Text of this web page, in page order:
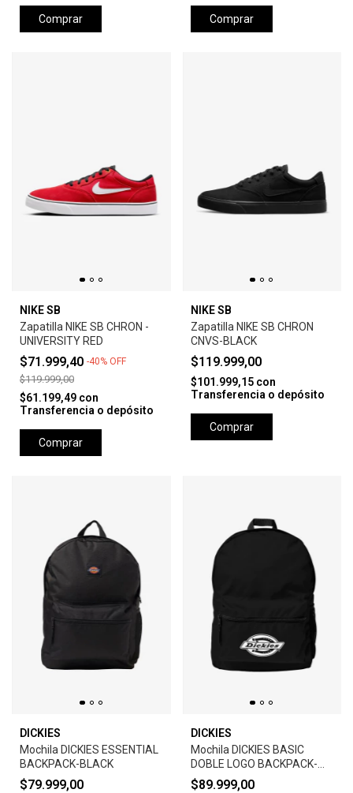
Comprar Comprar
NIKE SB
Zapatilla NIKE SB CHRON -
UNIVERSITY RED
$71.999,40 -40% OFF
$119.999,00
$61.199,49 con
Transferencia o depósito
Comprar
NIKE SB
Zapatilla NIKE SB CHRON
CNVS-BLACK
$119.999,00
$101.999,15 con
Transferencia o depósito
Comprar
DICKIES
Mochila DICKIES ESSENTIAL
BACKPACK-BLACK
$79.999,00
DICKIES
Mochila DICKIES BASIC
DOBLE LOGO BACKPACK-
BLACK
$89.999,00